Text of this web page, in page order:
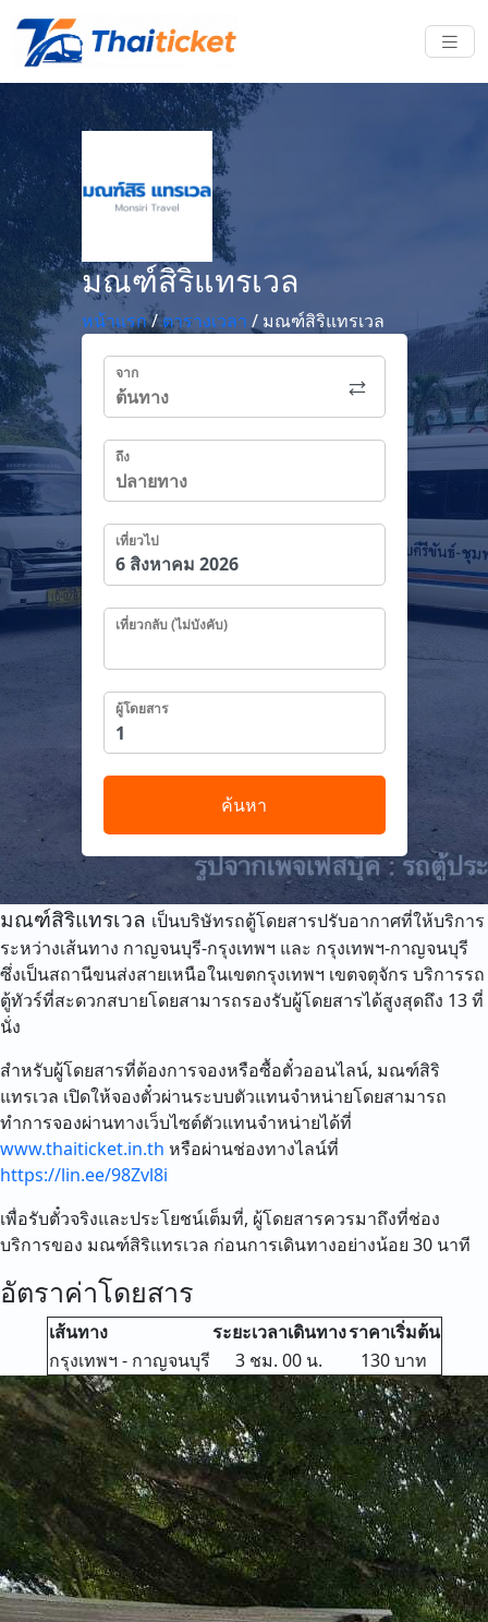
มณฑ์สิริแทรเวล
หน้าแรก/ตารางเวลา / มณฑ์สิริแทรเวล
จาก
ถึง
เที่ยวไป
เที่ยวกลับ (ไม่บังคับ)
ผู้โดยสาร
ค้นหา
มณฑ์สิริแทรเวล เป็นบริษัทรถตู้โดยสารปรับอากาศที่ให้บริการ
ระหว่างเส้นทาง กาญจนบุรี-กรุงเทพฯ และ กรุงเทพฯ-กาญจนบุรี
ซึ่งเป็นสถานีขนส่งสายเหนือในเขตกรุงเทพฯ เขตจตุจักร บริการรถ
ตู้ทัวร์ที่สะดวกสบายโดยสามารถรองรับผู้โดยสารได้สูงสุดถึง 13 ที่
นั่ง
สำหรับผู้โดยสารที่ต้องการจองหรือซื้อตั๋วออนไลน์, มณฑ์สิริ
แทรเวล เปิดให้จองตั๋วผ่านระบบตัวแทนจำหน่ายโดยสามารถ
ทำการจองผ่านทางเว็บไซต์ตัวแทนจำหน่ายได้ที่
www.thaiticket.in.th หรือผ่านช่องทางไลน์ที่
https://lin.ee/98Zvl8i
เพื่อรับตั๋วจริงและประโยชน์เต็มที่, ผู้โดยสารควรมาถึงที่ช่อง
บริการของ มณฑ์สิริแทรเวล ก่อนการเดินทางอย่างน้อย 30 นาที
อัตราค่าโดยสาร
เส้นทาง ระยะเวลาเดินทางราคาเริ่มต้น
กรุงเทพฯ - กาญจนบุรี
3 ชม. 00 น. 130 บาท